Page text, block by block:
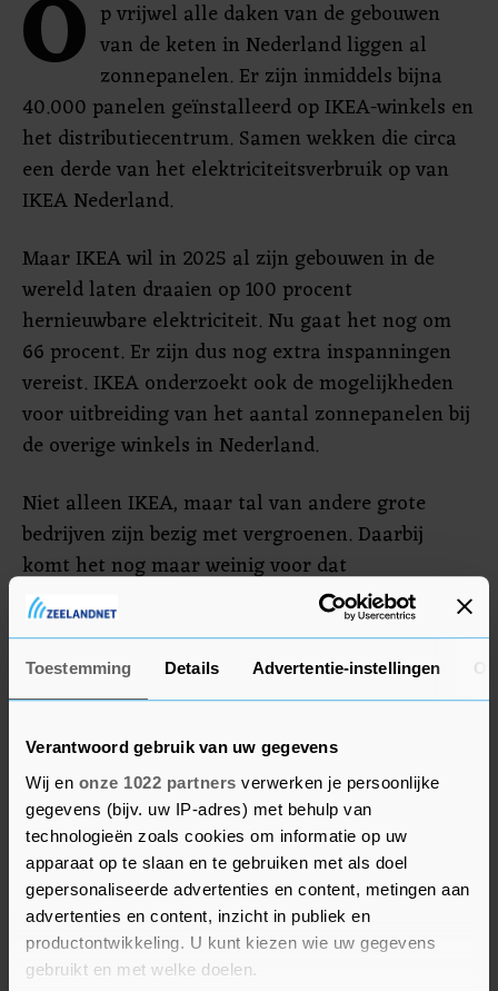
Toestemming Details Advertentie-instellingen
Verantwoord gebruik van uw gegevens
Wij en onze 1022 partners verwerken je persoonlijke
gegevens (bijv. uw IP-adres) met behulp van
technologieën zoals cookies om informatie op uw
apparaat op te slaan en te gebruiken met als doel
gepersonaliseerde advertenties en content, metingen aan
advertenties en content, inzicht in publiek en
productontwikkeling. U kunt kiezen wie uw gegevens
gebruikt en met welke doelen.
O p vrijwel alle daken van de gebouwen
van de keten in Nederland liggen al
zonnepanelen. Er zijn inmiddels bijna
40.000 panelen geïnstalleerd op IKEA-winkels en
het distributiecentrum. Samen wekken die circa
een derde van het elektriciteitsverbruik op van
IKEA Nederland.
Maar IKEA wil in 2025 al zijn gebouwen in de
wereld laten draaien op 100 procent
hernieuwbare elektriciteit. Nu gaat het nog om
66 procent. Er zijn dus nog extra inspanningen
vereist. IKEA onderzoekt ook de mogelijkheden
voor uitbreiding van het aantal zonnepanelen bij
de overige winkels in Nederland.
Niet alleen IKEA, maar tal van andere grote
bedrijven zijn bezig met vergroenen. Daarbij
komt het nog maar weinig voor dat
ondernemingen zonnepanelen op de zijkant van
hun panden plaatsen, zeker bij bestaande
gebouwen. Als een gevel wordt benut voor het
opwekken van zonnestroom, worden de panelen